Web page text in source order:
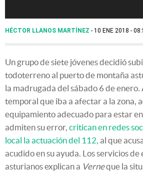
HÉCTOR LLANOS MARTÍNEZ 10 ENE 2018 -
Un grupo de siete jóvenes decidió
todoterreno al puerto de montaña
la madrugada del sábado 6 de enero.
temporal que iba a afectar a la zona,
equipamiento adecuado para estar
admiten su error, critican en redes
local la actuación del 112, al que
acudido en su ayuda. Los servicios de
asturianos explican a Verneque la